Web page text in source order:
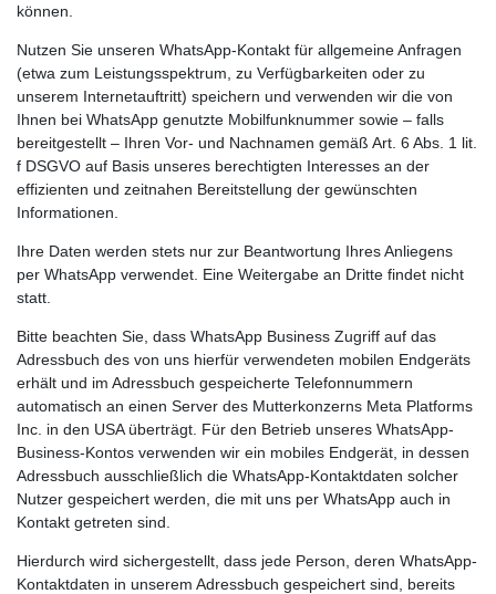
können.
Nutzen Sie unseren WhatsApp-Kontakt für allgemeine Anfragen
(etwa zum Leistungsspektrum, zu Verfügbarkeiten oder zu
unserem Internetauftritt) speichern und verwenden wir die von
Ihnen bei WhatsApp genutzte Mobilfunknummer sowie – falls
bereitgestellt – Ihren Vor- und Nachnamen gemäß Art. 6 Abs. 1 lit.
f DSGVO auf Basis unseres berechtigten Interesses an der
effizienten und zeitnahen Bereitstellung der gewünschten
Informationen.
Ihre Daten werden stets nur zur Beantwortung Ihres Anliegens
per WhatsApp verwendet. Eine Weitergabe an Dritte findet nicht
statt.
Bitte beachten Sie, dass WhatsApp Business Zugriff auf das
Adressbuch des von uns hierfür verwendeten mobilen Endgeräts
erhält und im Adressbuch gespeicherte Telefonnummern
automatisch an einen Server des Mutterkonzerns Meta Platforms
Inc. in den USA überträgt. Für den Betrieb unseres WhatsApp-
Business-Kontos verwenden wir ein mobiles Endgerät, in dessen
Adressbuch ausschließlich die WhatsApp-Kontaktdaten solcher
Nutzer gespeichert werden, die mit uns per WhatsApp auch in
Kontakt getreten sind.
Hierdurch wird sichergestellt, dass jede Person, deren WhatsApp-
Kontaktdaten in unserem Adressbuch gespeichert sind, bereits